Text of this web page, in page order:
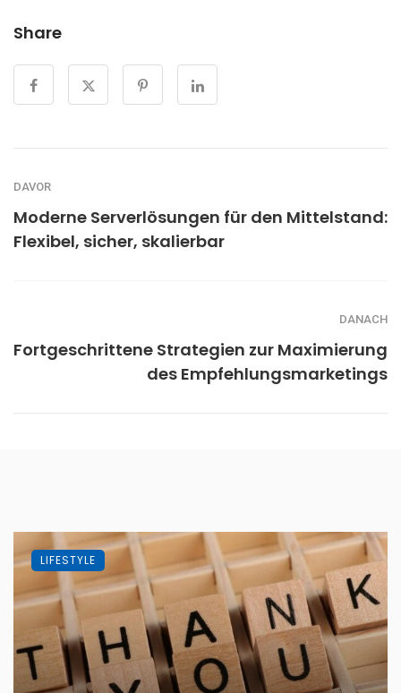
Share
DAVOR
Moderne Serverlösungen für den Mittelstand:
Flexibel, sicher, skalierbar
DANACH
Fortgeschrittene Strategien zur Maximierung
des Empfehlungsmarketings
LIFESTYLE